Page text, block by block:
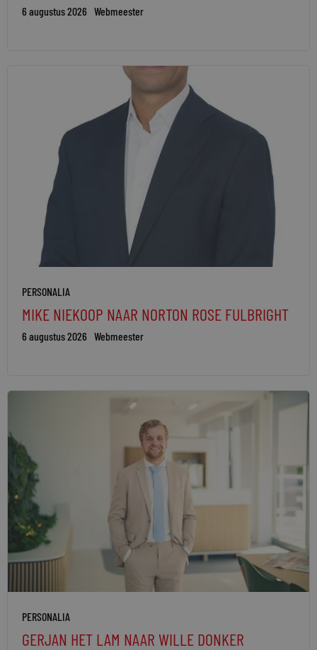
6 augustus 2026 Webmeester
PERSONALIA
MIKE NIEKOOP NAAR NORTON ROSE FULBRIGHT
6 augustus 2026 Webmeester
PERSONALIA
GERJAN HET LAM NAAR WILLE DONKER